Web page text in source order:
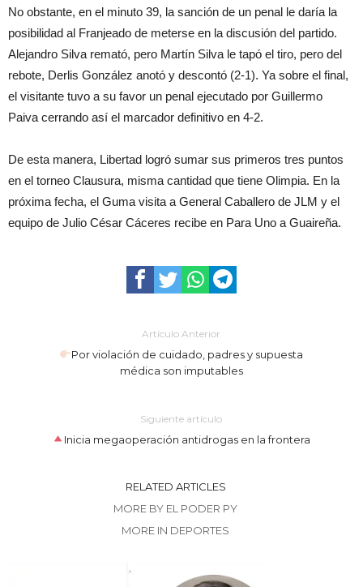
No obstante, en el minuto 39, la sanción de un penal le daría la
posibilidad al Franjeado de meterse en la discusión del partido.
Alejandro Silva remató, pero Martín Silva le tapó el tiro, pero del
rebote, Derlis González anotó y descontó (2-1). Ya sobre el final,
el visitante tuvo a su favor un penal ejecutado por Guillermo
Paiva cerrando así el marcador definitivo en 4-2.
De esta manera, Libertad logró sumar sus primeros tres puntos
en el torneo Clausura, misma cantidad que tiene Olimpia. En la
próxima fecha, el Guma visita a General Caballero de JLM y el
equipo de Julio César Cáceres recibe en Para Uno a Guaireña.
Artículo Anterior
Por violación de cuidado, padres y supuesta
médica son imputables
Siguiente artículo
Inicia megaoperación antidrogas en la frontera
RELATED ARTICLES
MORE BY EL PODER PY
MORE IN DEPORTES